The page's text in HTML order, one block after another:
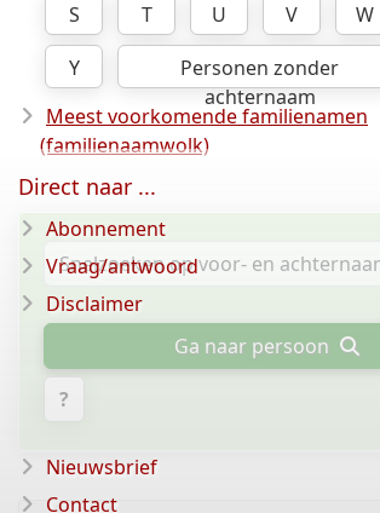
S
T U V W
Y
Personen zonder
achternaam
Meest voorkomende familienamen
(familienaamwolk)
Ga naar persoon
?
Direct naar ...
Abonnement
Vraag/antwoord
Disclaimer
Nieuwsbrief
Contact